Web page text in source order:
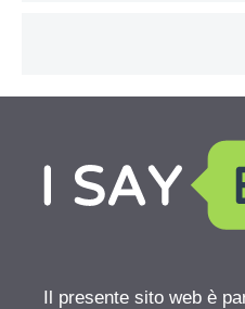
Il presente sito web è